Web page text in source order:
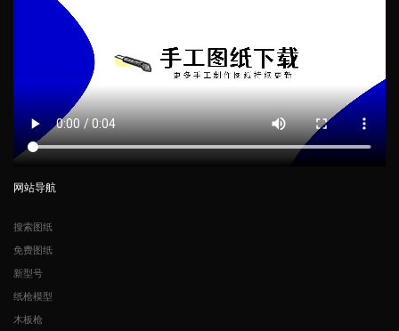
网站导航
搜索图纸
免费图纸
新型号
纸枪模型
木板枪